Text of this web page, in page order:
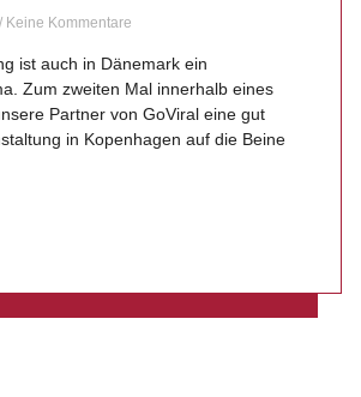
Keine Kommentare
ist auch in Dänemark ein
Zum zweiten Mal innerhalb eines
Partner von GoViral eine gut
in Kopenhagen auf die Beine